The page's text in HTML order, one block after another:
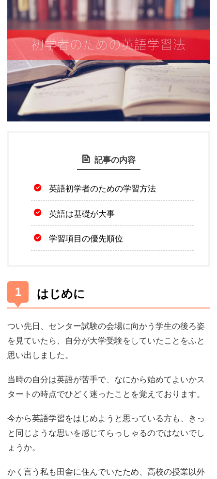
記事の内容
英語初学者のための学習方法
英語は基礎が大事
学習項目の優先順位
はじめに
つい先日、センター試験の会場に向かう学生の後ろ姿
を見ていたら、自分が大学受験をしていたことをふと
思い出しました。
当時の自分は英語が苦手で、なにから始めてよいかス
タートの時点でひどく迷ったことを覚えております。
今から英語学習をはじめようと思っている方も、きっ
と同じような思いを感じてらっしゃるのではないでし
ょうか。
かく言う私も田舎に住んでいたため、高校の授業以外